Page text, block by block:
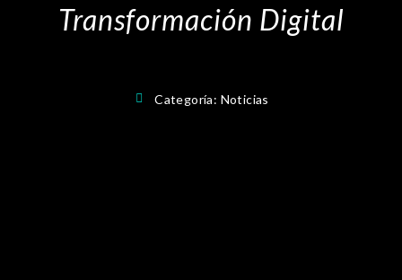
Transformación Digital
Categoría: Noticias